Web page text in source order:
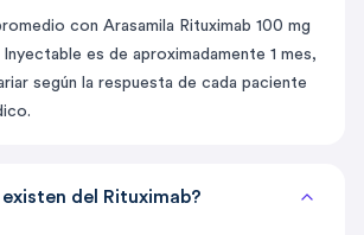
con Arasamila Rituximab 100 mg
es de aproximadamente 1 mes,
según la respuesta de cada paciente
del Rituximab?